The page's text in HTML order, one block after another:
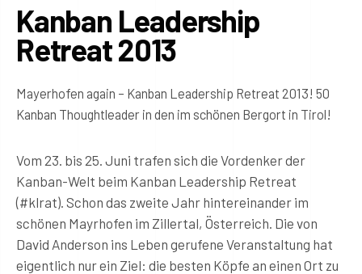
Kanban Leadership
Retreat 2013
Mayerhofen again – Kanban Leadership Retreat 2013! 50
Kanban Thoughtleader in den im schönen Bergort in Tirol!
Vom 23. bis 25. Juni trafen sich die Vordenker der
Kanban-Welt beim Kanban Leadership Retreat
(#klrat). Schon das zweite Jahr hintereinander im
schönen Mayrhofen im Zillertal, Österreich. Die von
David Anderson ins Leben gerufene Veranstaltung hat
eigentlich nur ein Ziel: die besten Köpfe an einen Ort zu